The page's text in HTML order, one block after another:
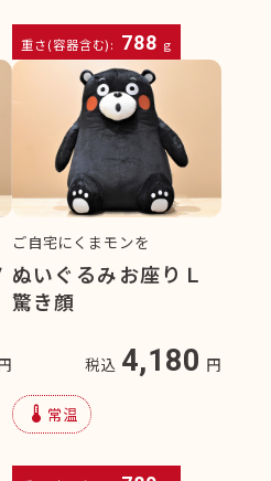
重さ(容器含む): 788 g
ご自宅にくまモンを
ぬいぐるみお座りＬ
驚き顔
税込 4,180 円
device_thermostat 常温